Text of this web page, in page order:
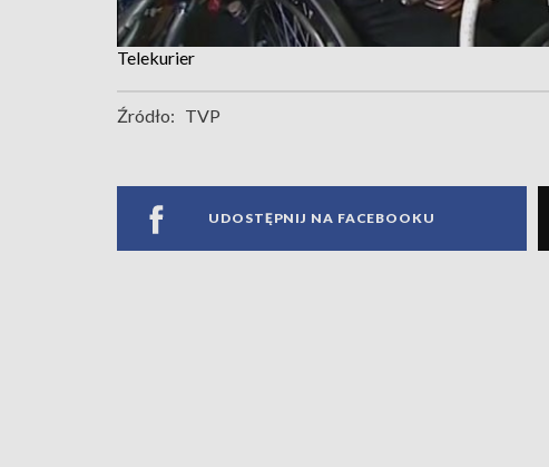
Telekurier
Źródło: TVP
UDOSTĘPNIJ NA FACEBOOKU